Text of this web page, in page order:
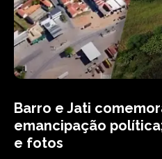
Barro e Jati
emancipação
e fotos